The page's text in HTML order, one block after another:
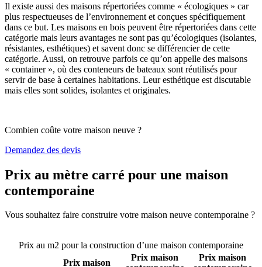
Il existe aussi des maisons répertoriées comme « écologiques » car
plus respectueuses de l’environnement et conçues spécifiquement
dans ce but. Les maisons en bois peuvent être répertoriées dans cette
catégorie mais leurs avantages ne sont pas qu’écologiques (isolantes,
résistantes, esthétiques) et savent donc se différencier de cette
catégorie. Aussi, on retrouve parfois ce qu’on appelle des maisons
« container », où des conteneurs de bateaux sont réutilisés pour
servir de base à certaines habitations. Leur esthétique est discutable
mais elles sont solides, isolantes et originales.
Combien coûte votre maison neuve ?
Demandez des devis
Prix au mètre carré pour une maison
contemporaine
Vous souhaitez faire construire votre maison neuve contemporaine ?
Prix au m2 pour la construction d’une maison contemporaine
Prix maison
Prix maison
Prix maison